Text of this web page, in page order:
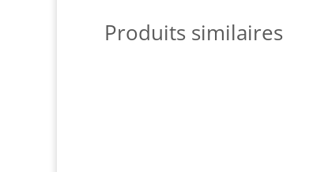
Produits similaires